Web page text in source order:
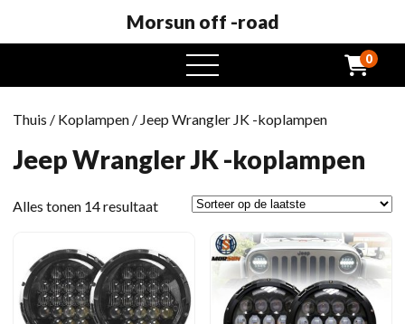
Morsun off -road
Open
het
0
Thuis / Koplampen / Jeep Wrangler JK -koplampen
Jeep Wrangler JK -koplampen
Alles tonen 14 resultaatGesorteerd
laatste
moment